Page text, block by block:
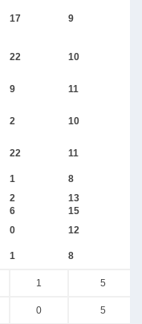
17 9
22 10
9 11
2 10
22 11
1 8
2 13
6 15
0 12
1 8
1
5
0
5